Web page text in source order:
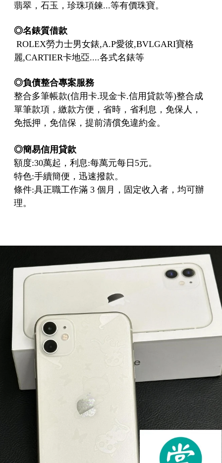
翡翠，石玉，珍珠項鍊...等有價珠寶。
◎名錶質借款
ROLEX勞力士男女錶,A.P愛彼,BVLGARI寶格
麗,CARTIER卡地亞....各式名錶等
◎負債整合專案服務
整合多筆帳款(信用卡.現金卡.信用貸款等)整合成
單筆款項，繳款方便，省時，省利息，免保人，
免抵押，免信保，提前清償免違約金。
◎簡易信用貸款
額度:30萬起，利息:每萬元每日5元。
特色:手續簡便，迅速撥款。
條件:具正職工作滿 3 個月，固定收入者，均可辦
理。